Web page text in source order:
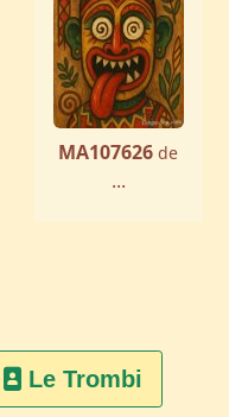
MA107626 de
...
Le Trombi